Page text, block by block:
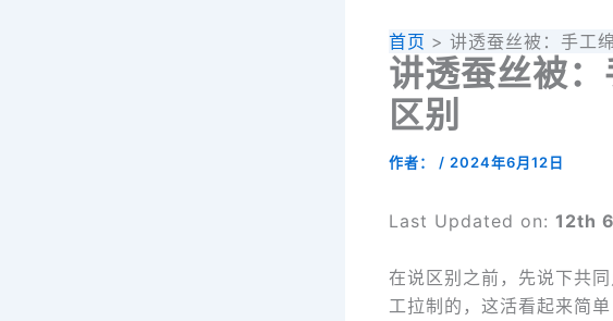
首页 讲透蚕丝被：手工
讲透蚕丝被
区别
作者： / 2024年6月12日
Last Updated on: 12th
在说区别之前，先说下共
工拉制的，这活看起来简